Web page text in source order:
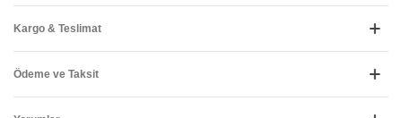
Kargo & Teslimat
Ödeme ve Taksit